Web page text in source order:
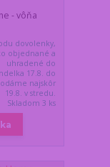
- vôňa
dovolenky,
objednané a
uhradené do
17.8. do
najskôr
19.8. v stredu.
Skladom 3 ks